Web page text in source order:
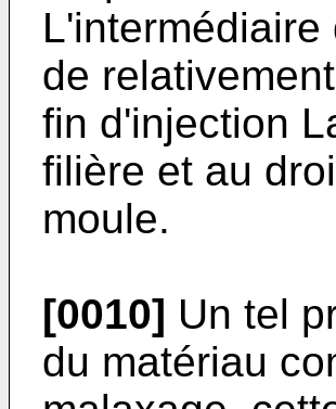
de
fin d'injection
filière et au
moule.
[0010] Un tel
du matériau